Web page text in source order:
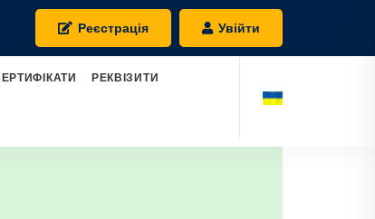
Реєстрація Увійти
РЕКВІЗИТИ